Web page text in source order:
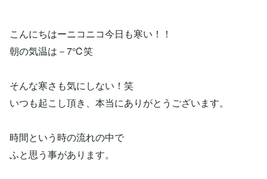
こんにちはーニコニコ今日も寒い！！
朝の気温は－7℃笑
そんな寒さも気にしない！笑
いつも起こし頂き、本当にありがとうございます。
時間という時の流れの中で
ふと思う事があります。